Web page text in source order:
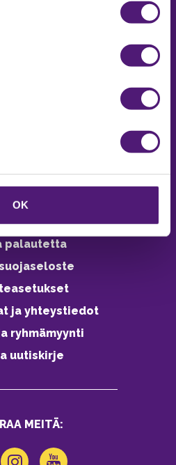
OK
työpaikat
palautetta
ja yhteystiedot
ryhmämyynti
uutiskirje
MEITÄ: